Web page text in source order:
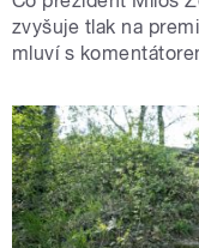
zvyšuje tlak na
mluví s